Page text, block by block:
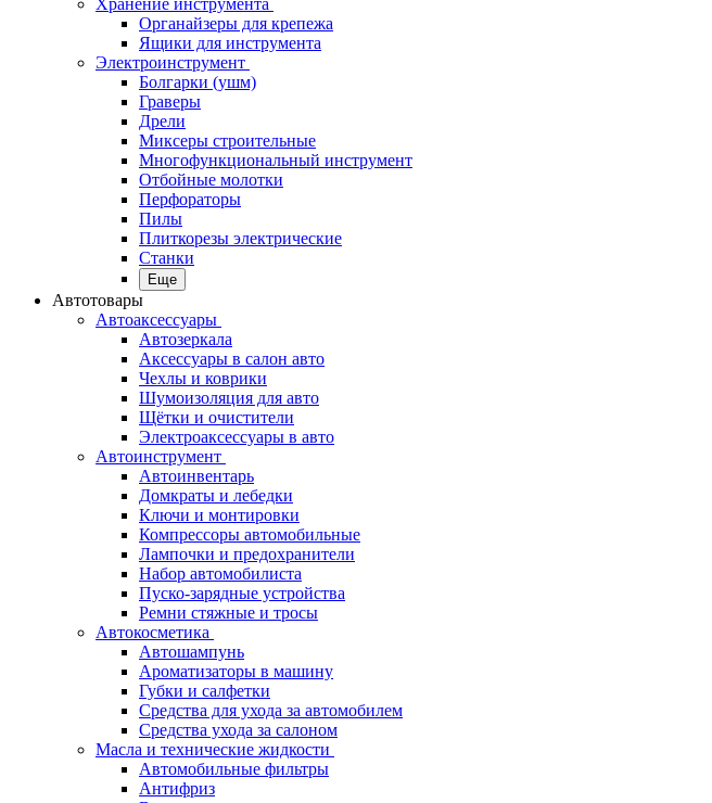
Органайзеры для крепежа
Ящики для инструмента
Электроинструмент
Болгарки (ушм)
Граверы
Дрели
Миксеры строительные
Многофункциональный инструмент
Отбойные молотки
Перфораторы
Пилы
Плиткорезы электрические
Станки
Еще
Автотовары
Автоаксессуары
Автозеркала
Аксессуары в салон авто
Чехлы и коврики
Шумоизоляция для авто
Щётки и очистители
Электроаксессуары в авто
Автоинструмент
Автоинвентарь
Домкраты и лебедки
Ключи и монтировки
Компрессоры автомобильные
Лампочки и предохранители
Набор автомобилиста
Пуско-зарядные устройства
Ремни стяжные и тросы
Автокосметика
Автошампунь
Ароматизаторы в машину
Губки и салфетки
Средства для ухода за автомобилем
Средства ухода за салоном
Масла и технические жидкости
Автомобильные фильтры
Антифриз